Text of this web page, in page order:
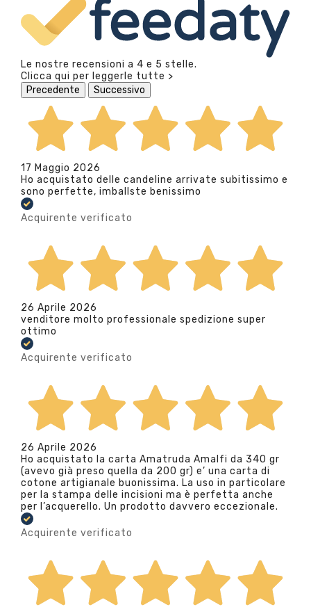
Le nostre recensioni a 4 e 5 stelle.
Clicca qui per leggerle tutte >
Precedente
Successivo
17 Maggio 2026
Ho acquistato delle candeline arrivate subitissimo e
sono perfette, imballste benissimo
Acquirente verificato
26 Aprile 2026
venditore molto professionale spedizione super
ottimo
Acquirente verificato
26 Aprile 2026
Ho acquistato la carta Amatruda Amalfi da 340 gr
(avevo già preso quella da 200 gr) e’ una carta di
cotone artigianale buonissima. La uso in particolare
per la stampa delle incisioni ma è perfetta anche
per l’acquerello. Un prodotto davvero eccezionale.
Acquirente verificato